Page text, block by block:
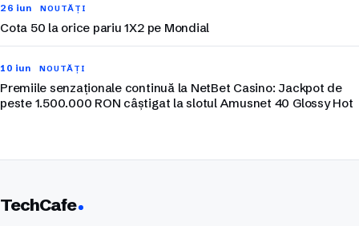
26 iun NOUTĂȚI
Cota 50 la orice pariu 1X2 pe Mondial
10 iun NOUTĂȚI
Premiile senzaționale continuă la NetBet Casino: Jackpot de
peste 1.500.000 RON câștigat la slotul Amusnet 40 Glossy Hot
TechCafe